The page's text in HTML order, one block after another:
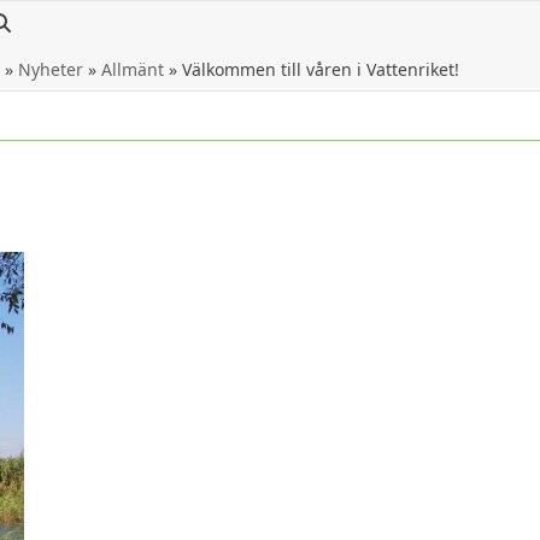
» Nyheter» Allmänt» Välkommen till våren i Vattenriket!